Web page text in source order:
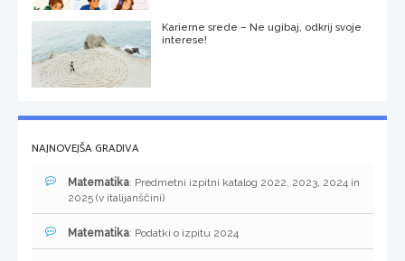
Karierne srede – Ne ugibaj, odkrij svoje
interese!
NAJNOVEJŠA GRADIVA
Matematika: Predmetni izpitni katalog 2022, 2023, 2024 in
2025 (v italijanščini)
Matematika: Podatki o izpitu 2024